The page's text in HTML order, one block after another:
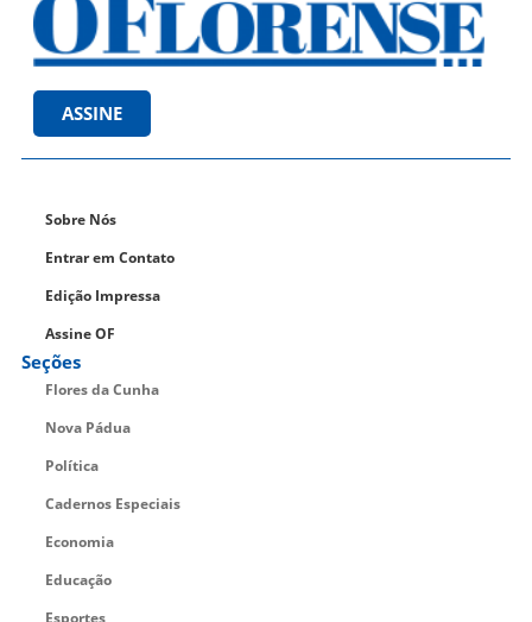
ASSINE
Sobre Nós
Entrar em Contato
Edição Impressa
Assine OF
Seções
Flores da Cunha
Nova Pádua
Política
Cadernos Especiais
Economia
Educação
Esportes